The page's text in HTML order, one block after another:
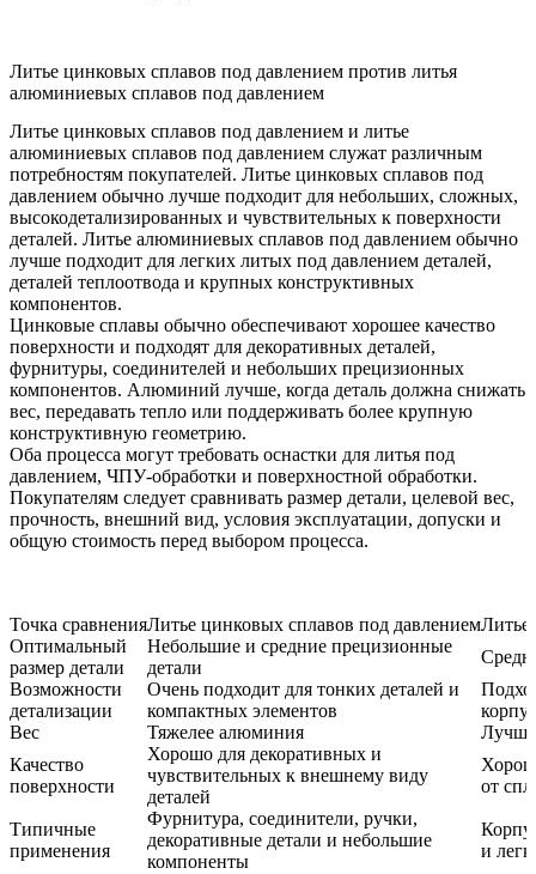
Литье цинковых сплавов под давлением против литья
алюминиевых сплавов под давлением
Литье цинковых сплавов под давлением и литье
алюминиевых сплавов под давлением служат различным
потребностям покупателей. Литье цинковых сплавов под
давлением обычно лучше подходит для небольших, сложных,
высокодетализированных и чувствительных к поверхности
деталей. Литье алюминиевых сплавов под давлением обычно
лучше подходит для легких литых под давлением деталей,
деталей теплоотвода и крупных конструктивных
компонентов.
Цинковые сплавы обычно обеспечивают хорошее качество
поверхности и подходят для декоративных деталей,
фурнитуры, соединителей и небольших прецизионных
компонентов. Алюминий лучше, когда деталь должна снижать
вес, передавать тепло или поддерживать более крупную
конструктивную геометрию.
Оба процесса могут требовать оснастки для литья под
давлением, ЧПУ-обработки и поверхностной обработки.
Покупателям следует сравнивать размер детали, целевой вес,
прочность, внешний вид, условия эксплуатации, допуски и
общую стоимость перед выбором процесса.
Точка сравненияЛитье цинковых сплавов под давлениемЛитье
Оптимальный
размер детали
Небольшие и средние прецизионные
детали
Возможности
детализации
Очень подходит для тонких деталей и
компактных элементов
Вес
Тяжелее алюминия
Лучше
Качество
поверхности
Хорошо для декоративных и
чувствительных к внешнему виду
деталей
от
Типичные
применения
Фурнитура, соединители, ручки,
декоративные детали и небольшие
компоненты
и